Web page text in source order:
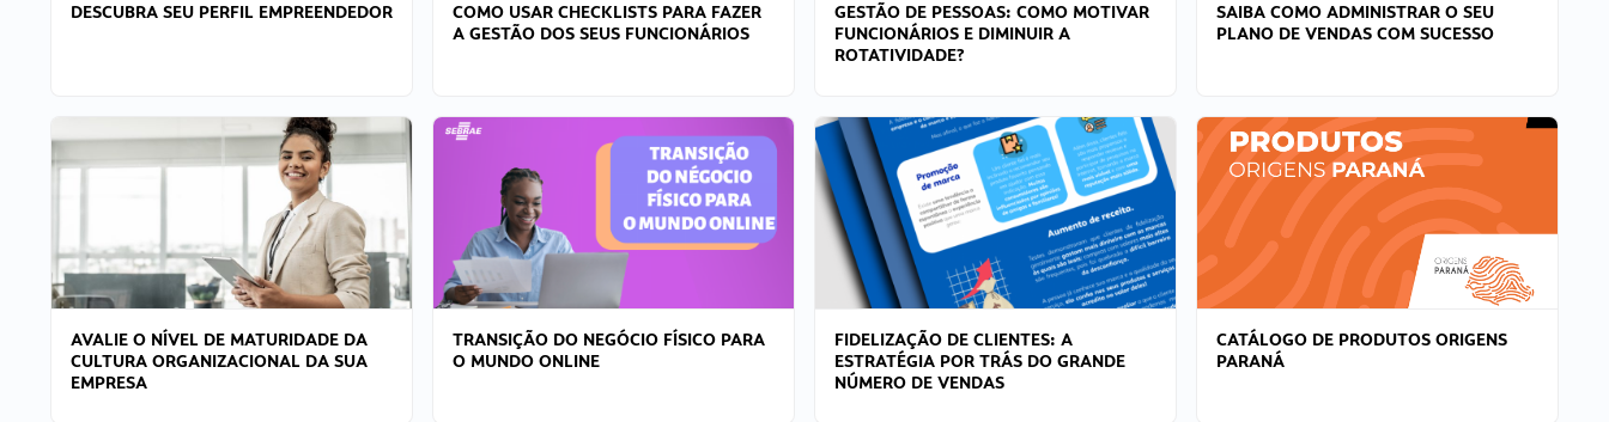
DESCUBRA SEU PERFIL EMPREENDEDOR
COMO USAR CHECKLISTS PARA FAZER
A GESTÃO DOS SEUS FUNCIONÁRIOS
GESTÃO DE PESSOAS: COMO MOTIVAR
FUNCIONÁRIOS E DIMINUIR A
ROTATIVIDADE?
SAIBA COMO ADMINISTRAR O SEU
PLANO DE VENDAS COM SUCESSO
AVALIE O NÍVEL DE MATURIDADE DA
CULTURA ORGANIZACIONAL DA SUA
EMPRESA
TRANSIÇÃO DO NEGÓCIO FÍSICO PARA
O MUNDO ONLINE
FIDELIZAÇÃO DE CLIENTES: A
ESTRATÉGIA POR TRÁS DO GRANDE
NÚMERO DE VENDAS
CATÁLOGO DE PRODUTOS ORIGENS
PARANÁ